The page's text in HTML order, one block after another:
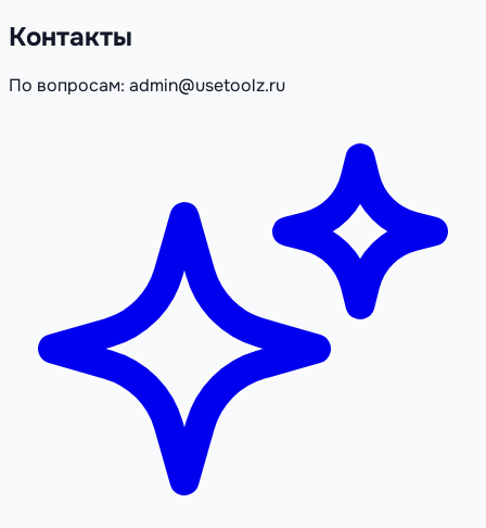
Контакты
По вопросам: admin@usetoolz.ru